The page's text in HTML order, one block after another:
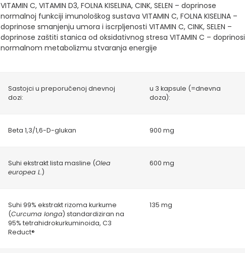
VITAMIN C, VITAMIN D3, FOLNA KISELINA, CINK, SELEN – doprinose
normalnoj funkciji imunološkog sustava VITAMIN C, FOLNA KISELINA –
doprinose smanjenju umora i iscrpljenosti VITAMIN C, CINK, SELEN –
doprinose zaštiti stanica od oksidativnog stresa VITAMIN C – doprinosi
normalnom metabolizmu stvaranja energije
Sastojci u preporučenoj dnevnoj
dozi:
u 3 kapsule (=dnevna
doza):
Beta 1,3/1,6-D-glukan 900 mg
Suhi ekstrakt lista masline (Olea
europea L.)
600 mg
Suhi 99% ekstrakt rizoma kurkume
(Curcuma longa) standardiziran na
95% tetrahidrokurkuminoida, C3
Reduct®
135 mg